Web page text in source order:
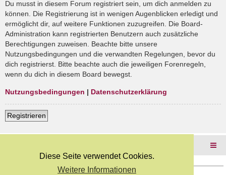
Diese Seite verwendet Cookies.
Weitere Informationen
Du musst in diesem Forum registriert sein, um dich anmelden zu
können. Die Registrierung ist in wenigen Augenblicken erledigt und
ermöglicht dir, auf weitere Funktionen zuzugreifen. Die Board-
Administration kann registrierten Benutzern auch zusätzliche
Berechtigungen zuweisen. Beachte bitte unsere
Nutzungsbedingungen und die verwandten Regelungen, bevor du
dich registrierst. Bitte beachte auch die jeweiligen Forenregeln,
wenn du dich in diesem Board bewegst.
Nutzungsbedingungen | Datenschutzerklärung
Registrieren